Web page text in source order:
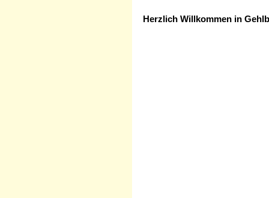
Herzlich Willkommen in